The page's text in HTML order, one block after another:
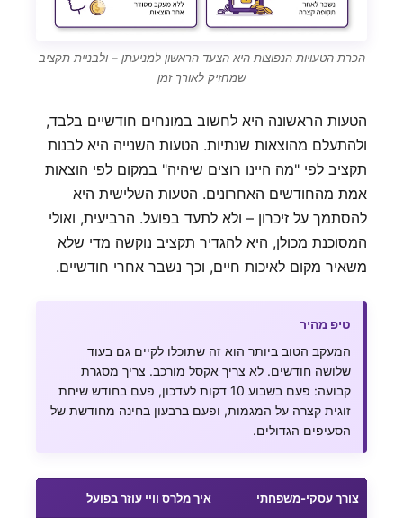
הכרת הטעויות הנפוצות היא הצעד הראשון למניעתן – ולבניית תקציב
שמחזיק לאורך זמן
הטעות הראשונה היא לחשוב במונחים חודשיים בלבד,
ולהתעלם מהוצאות שנתיות. הטעות השנייה היא לבנות
תקציב לפי "מה היינו רוצים שיהיה" במקום לפי הוצאות
אמת מהחודשים האחרונים. הטעות השלישית היא
להסתמך על זיכרון – ולא לתעד בפועל. הרביעית, ואולי
המסוכנת מכולן, היא להגדיר תקציב נוקשה מדי שלא
משאיר מקום לאיכות חיים, וכך נשבר אחרי חודשיים.
טיפ מהיר
המעקב הטוב ביותר הוא זה שתוכלו לקיים גם בעוד
שלושה חודשים. לא צריך אקסל מורכב. צריך מסגרת
קבועה: פעם בשבוע 10 דקות לעדכון, פעם בחודש שיחת
זוגית קצרה על המגמות, ופעם ברבעון בחינה מחודשת של
הסעיפים הגדולים.
צורך עסקי-משפחתי איך מלרס וויי עוזר בפועל